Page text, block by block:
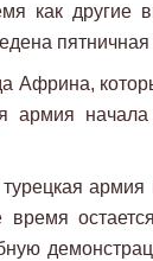
как другие
пятничная
Африна,
армия